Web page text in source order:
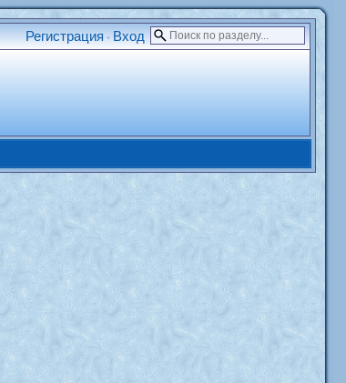
Регистрация • Вход